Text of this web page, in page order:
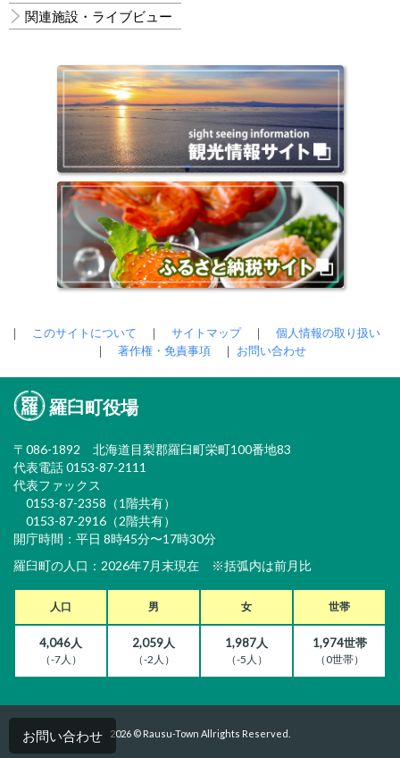
関連施設・ライブビュー
お問い合わせ
｜ このサイトについて ｜ サイトマップ｜ 個人情報の取り扱い
｜ 著作権・免責事項｜ お問い合わせ
羅臼町役場
〒086-1892 北海道目梨郡羅臼町栄町100番地83
代表電話 0153-87-2111
代表ファックス
0153-87-2358（1階共有）
0153-87-2916（2階共有）
開庁時間：平日 8時45分〜17時30分
羅臼町の人口：2026年7月末現在 ※括弧内は前月比
人口 男 女 世帯
4,046人
（-7人）
2,059人
（-2人）
1,987人
（-5人）
1,974世帯
（0世帯）
2026 © Rausu-Town Allrights Reserved.